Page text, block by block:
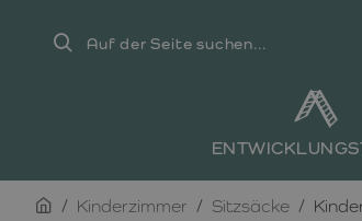
Auf
homeKinderzimmer Sitzsäcke